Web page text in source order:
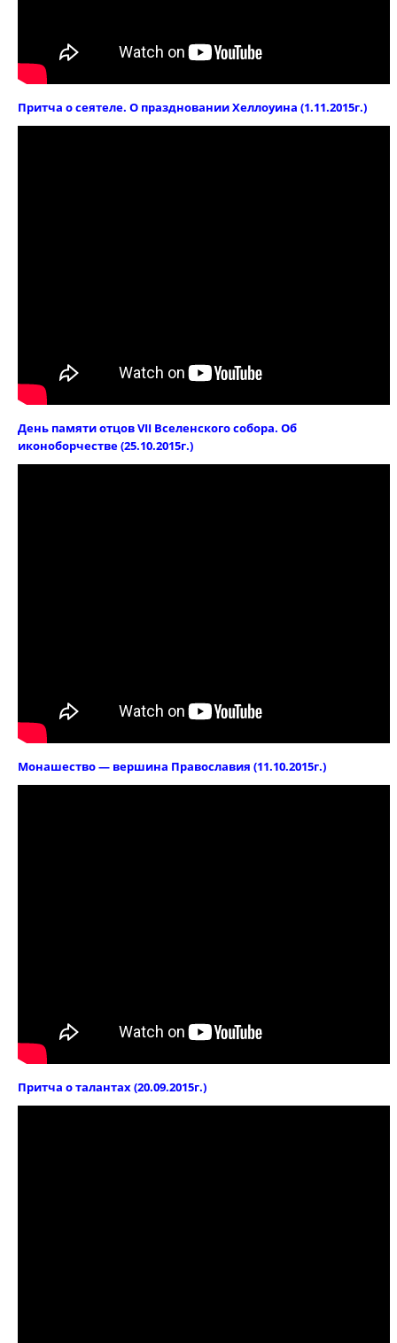
Притча о сеятеле. О праздновании Хеллоуина (1.11.2015г.)
День памяти отцов VII Вселенского собора. Об
иконоборчестве (25.10.2015г.)
Монашество — вершина Православия (11.10.2015г.)
Притча о талантах (20.09.2015г.)